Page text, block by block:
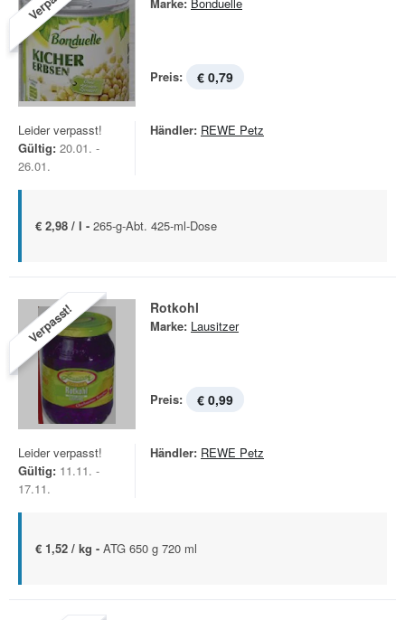
Preis: € 0,79
Leider verpasst!
Gültig: 20.01. -
26.01.
Händler: REWE Petz
€ 2,98 / l - 265-g-Abt. 425-ml-Dose
Verpasst! Rotkohl
Marke: Lausitzer
Preis: € 0,99
Leider verpasst!
Gültig: 11.11. -
17.11.
Händler: REWE Petz
€ 1,52 / kg - ATG 650 g 720 ml